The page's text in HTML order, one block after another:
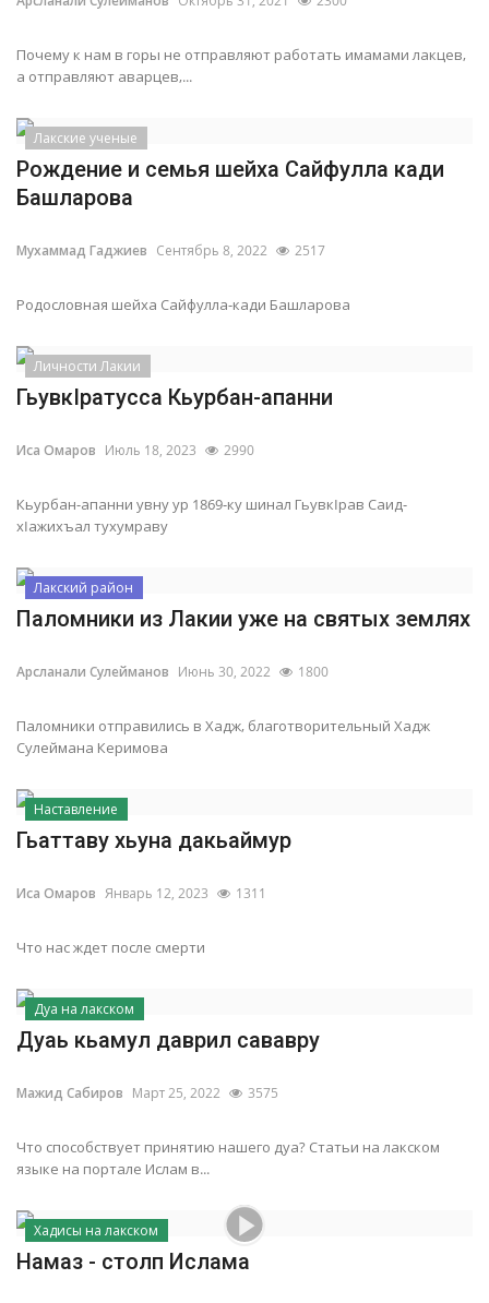
Почему к нам в горы не отправляют работать имамами лакцев,
а отправляют аварцев,...
Лакские ученые
Рождение и семья шейха Сайфулла кади
Башларова
Мухаммад Гаджиев Сентябрь 8, 2022 2517
Родословная шейха Сайфулла-кади Башларова
Личности Лакии
ГьувкIратусса Кьурбан-апанни
Иса Омаров Июль 18, 2023 2990
Кьурбан-апанни увну ур 1869-ку шинал ГьувкIрав Саид-
хIажихъал тухумраву
Лакский район
Паломники из Лакии уже на святых землях
Арсланали Сулейманов Июнь 30, 2022 1800
Паломники отправились в Хадж, благотворительный Хадж
Сулеймана Керимова
Наставление
Гьаттаву хьуна дакьаймур
Иса Омаров Январь 12, 2023 1311
Что нас ждет после смерти
Дуа на лакском
Дуаь кьамул даврил сававру
Мажид Сабиров Март 25, 2022 3575
Что способствует принятию нашего дуа? Статьи на лакском
языке на портале Ислам в...
Хадисы на лакском
Намаз - столп Ислама